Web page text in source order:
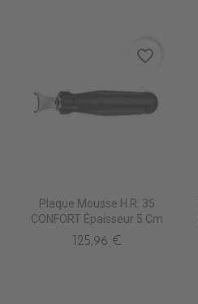
Plaque Mousse H.R. 35
CONFORT Épaisseur 5 Cm
125,96 €
favorite_border